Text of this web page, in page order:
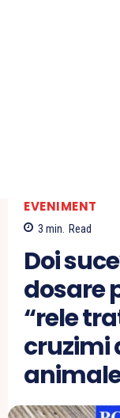
EVENIMENT
3 min. Read
Doi
dosare
“rele
cruzimi